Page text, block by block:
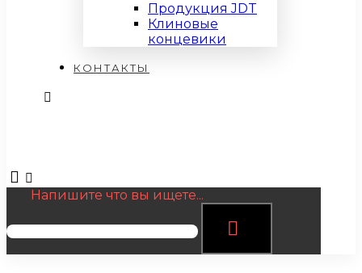
Продукция JDT
Клиновые
концевики
КОНТАКТЫ
Напишите что вы ищете...